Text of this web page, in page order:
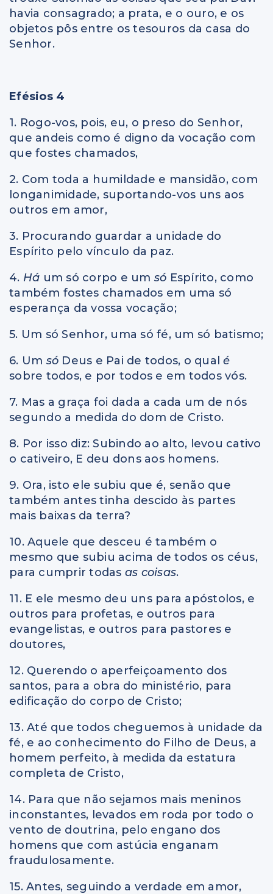
havia consagrado; a prata, e o ouro, e os
objetos pôs entre os tesouros da casa do
Senhor.
Efésios 4
1. Rogo-vos, pois, eu, o preso do Senhor,
que andeis como é digno da vocação com
que fostes chamados,
2. Com toda a humildade e mansidão, com
longanimidade, suportando-vos uns aos
outros em amor,
3. Procurando guardar a unidade do
Espírito pelo vínculo da paz.
4. Há um só corpo e um só Espírito, como
também fostes chamados em uma só
esperança da vossa vocação;
5. Um só Senhor, uma só fé, um só batismo;
6. Um só Deus e Pai de todos, o qualé
sobre todos, e por todos e em todos vós.
7. Mas a graça foi dada a cada um de nós
segundo a medida do dom de Cristo.
8. Por isso diz: Subindo ao alto, levou cativo
o cativeiro, E deu dons aos homens.
9. Ora, isto ele subiu que é, senão que
também antes tinha descido às partes
mais baixas da terra?
10. Aquele que desceu é também o
mesmo que subiu acima de todos os céus,
para cumprir todas as coisas.
11. E ele mesmo deu uns para apóstolos, e
outros para profetas, e outros para
evangelistas, e outros para pastores e
doutores,
12. Querendo o aperfeiçoamento dos
santos, para a obra do ministério, para
edificação do corpo de Cristo;
13. Até que todos cheguemos à unidade da
fé, e ao conhecimento do Filho de Deus, a
homem perfeito, à medida da estatura
completa de Cristo,
14. Para que não sejamos mais meninos
inconstantes, levados em roda por todo o
vento de doutrina, pelo engano dos
homens que com astúcia enganam
fraudulosamente.
15. Antes, seguindo a verdade em amor,